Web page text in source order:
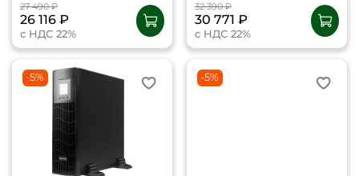
27 490 ₽
26 116 ₽
с НДС 22%
32 390 ₽
30 771 ₽
с НДС 22%
-5% -5%